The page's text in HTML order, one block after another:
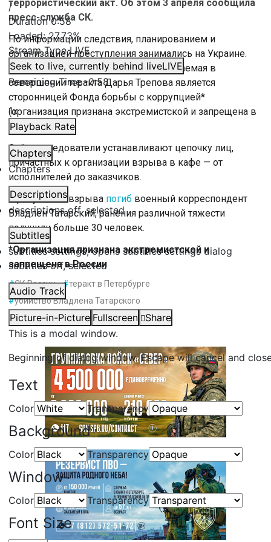
/
Duration0:58
Loaded:27.73%
Stream TypeLIVE
Seek to live, currently behind liveLIVE
Remaining Time-0:58
1x
Playback Rate
Chapters
Chapters
Descriptions
descriptions off, selected
Subtitles
subtitles settings, opens subtitles settings dialog
subtitles off, selected
Audio Track
Picture-in-Picture Fullscreen
Share
This is a modal window.
Beginning of dialog window. Escape will cancel and
Text
Color Transparency
Background
Color Transparency
Window
Color Transparency
Font Size
террористический акт. Об этом 3 апреля сообщила
пресс-служба СК.
По информации следствия, планированием и
организацией преступления занимались на Украине.
Кроме того, отмечается, что подозреваемая в
совершении теракта Дарья Трепова является
сторонницей Фонда борьбы с коррупцией*
(организация признана экстремистской и запрещена в
России).
Сейчас следователи устанавливают цепочку лиц,
причастных к организации взрыва в кафе — от
исполнителей до заказчиков.
В результате взрыва погиб военный корреспондент
Владлен Татарский, ранения различной тяжести
получили больше 30 человек.
*Организация признана экстремистской и
запрещена в России
#СК России #теракт в Петербурге
#убийство Владлена Татарского